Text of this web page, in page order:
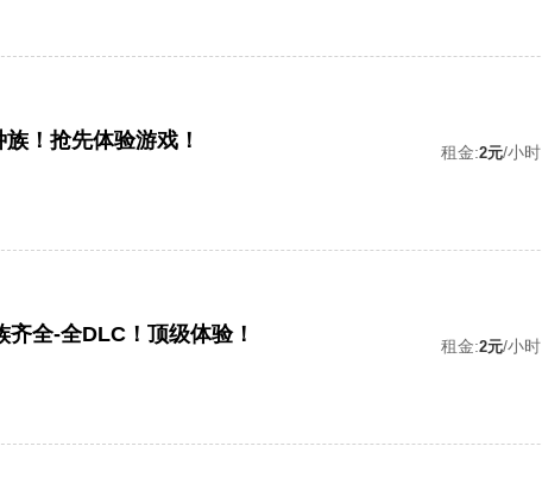
！抢先体验游戏！ 租金:2元/小时
全-全DLC！顶级体验！ 租金:2元/小时